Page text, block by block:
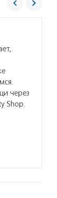
через
Shop.